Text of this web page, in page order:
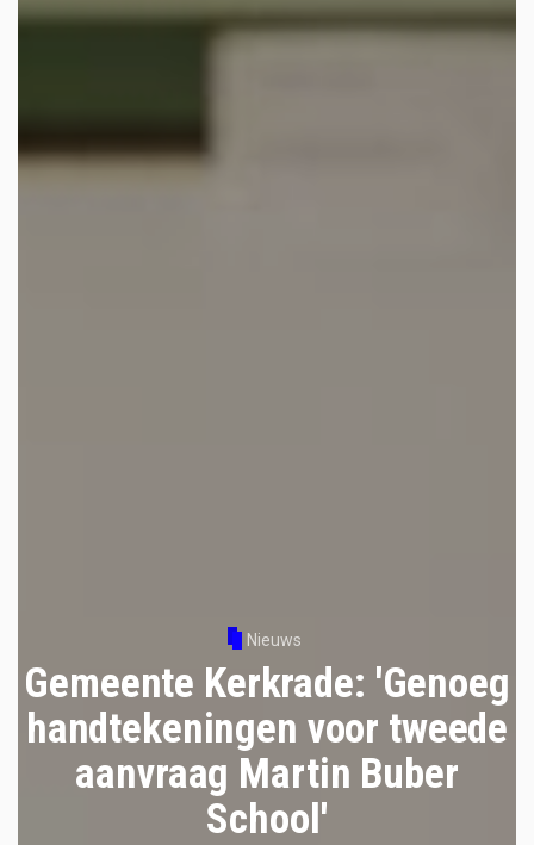
Nieuws
Gemeente Kerkrade: 'Genoeg
handtekeningen voor tweede
aanvraag Martin Buber
School'